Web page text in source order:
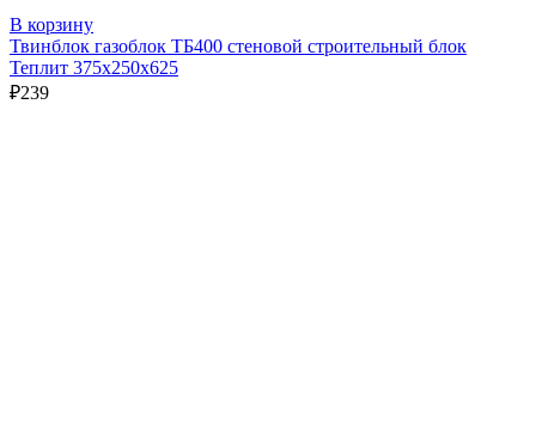
В корзину
Твинблок газоблок ТБ400 стеновой строительный блок
Теплит 375х250х625
₽239